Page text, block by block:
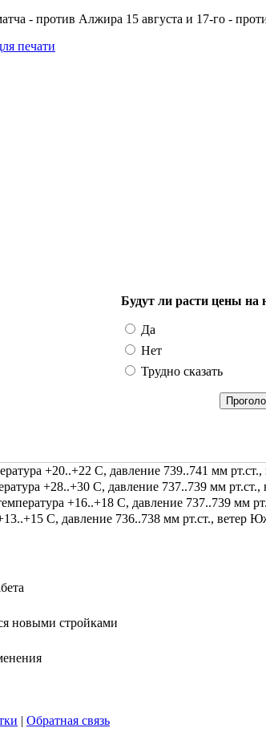
- против Алжира 15 августа и 17-го -
печати
Будут ли расти цены на
Да
Нет
Трудно сказать
+20..+22 С, давление 739..741 мм
+28..+30 С, давление 737..739 мм
+16..+18 С, давление 737..739 мм
С, давление 736..738 мм рт.ст., ветер
новыми стройками
| Обратная связь